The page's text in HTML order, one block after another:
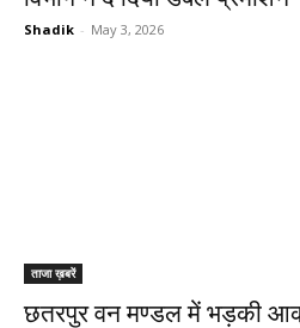
Shadik - May 3, 2026
ताजा ख़बरें
छतरपुर वन मण्डल में भड़की